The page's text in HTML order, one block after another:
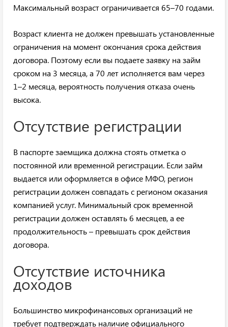
Максимальный возраст ограничивается 65–70 годами.
Возраст клиента не должен превышать установленные
ограничения на момент окончания срока действия
договора. Поэтому если вы подаете заявку на займ
сроком на 3 месяца, а 70 лет исполняется вам через
1–2 месяца, вероятность получения отказа очень
высока.
Отсутствие регистрации
В паспорте заемщика должна стоять отметка о
постоянной или временной регистрации. Если займ
выдается или оформляется в офисе МФО, регион
регистрации должен совпадать с регионом оказания
компанией услуг. Минимальный срок временной
регистрации должен оставлять 6 месяцев, а ее
продолжительность – превышать срок действия
договора.
Отсутствие источника
доходов
Большинство микрофинансовых организаций не
требует подтверждать наличие официального